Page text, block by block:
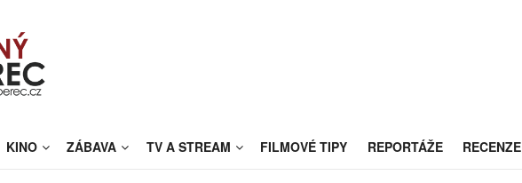
KINO ZÁBAVA TV A STREAM FILMOVÉ TIPY REPORTÁŽE RECENZE